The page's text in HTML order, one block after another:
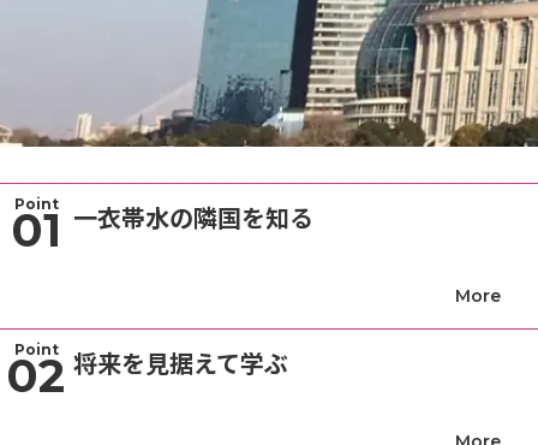
Point
01 一衣帯水の隣国を知る
Point
02 将来を見据えて学ぶ